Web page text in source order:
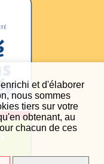
et d'élaborer
nous sommes
tiers sur votre
obtenant, au
chacun de ces